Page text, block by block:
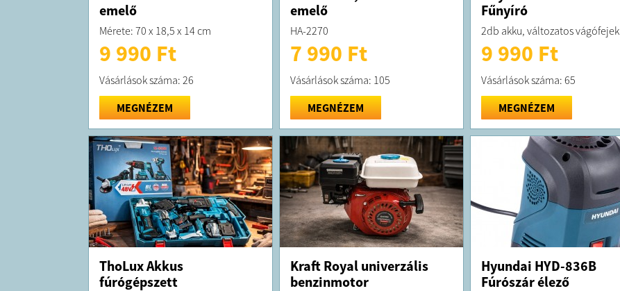
emelő
Mérete: 70 x 18,5 x 14 cm
9 990 Ft
Vásárlások száma: 26
MEGNÉZEM
emelő
HA-2270
7 990 Ft
Vásárlások száma: 105
MEGNÉZEM
Fűnyíró
2db akku, változatos vágófejek
9 990 Ft
Vásárlások száma: 65
MEGNÉZEM
ThoLux Akkus
fúrógépszett
Kraft Royal univerzális
benzinmotor
Hyundai HYD-836B
Fúrószár élező